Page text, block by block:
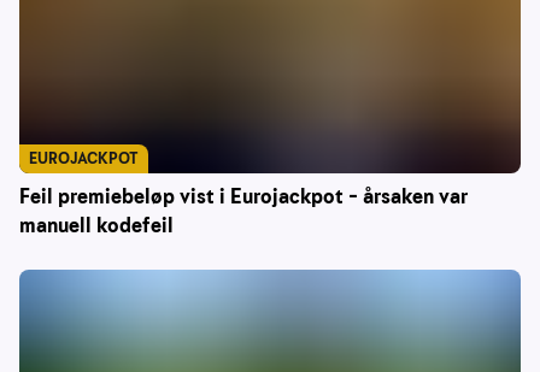
Feil premiebeløp vist i Eurojackpot – årsaken var
manuell kodefeil
EUROJACKPOT